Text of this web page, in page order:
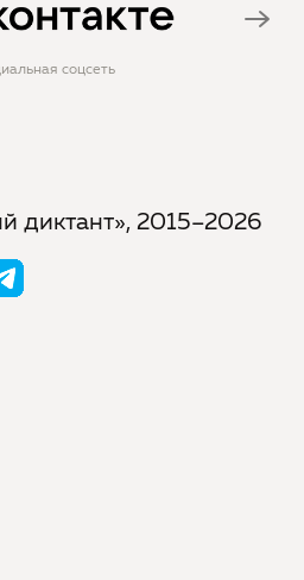
соцсеть
диктант», 2015–2026